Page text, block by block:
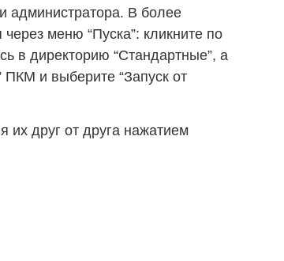
администратора. В более
меню “Пуска”: кликните по
в директорию “Стандартные”, а
ПКМ и выберите “Запуск от
друг от друга нажатием